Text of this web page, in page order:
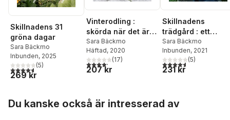
Skillnadens 31
gröna dagar
Sara Bäckmo
Inbunden, 2025
4,6utav 5 stjärnor. Totalt antal röster:
(5)
269 kr
Vinterodling :
skörda när det är
kallt
Sara Bäckmo
Häftad, 2020
4,2utav 5 stjärnor. Totalt antal röster:
(17)
207 kr
Skillnadens
trädgård : ett
ekologiskt
trädgårdsskafferi
Sara Bäckmo
Inbunden, 2021
4,6utav 5 stjärnor.
(5)
231 kr
Du kanske också är intresserad av